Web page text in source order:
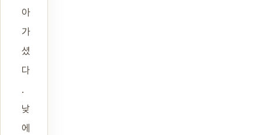
아
가
셨
다
.
낮
에